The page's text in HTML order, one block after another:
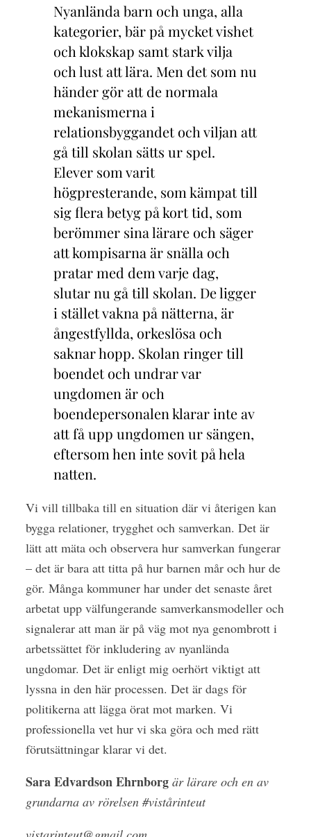
Nyanlända barn och unga, alla
kategorier, bär på mycket vishet
och klokskap samt stark vilja
och lust att lära. Men det som nu
händer gör att de normala
mekanismerna i
relationsbyggandet och viljan att
gå till skolan sätts ur spel.
Elever som varit
högpresterande, som kämpat till
sig flera betyg på kort tid, som
berömmer sina lärare och säger
att kompisarna är snälla och
pratar med dem varje dag,
slutar nu gå till skolan. De ligger
i stället vakna på nätterna, är
ångestfyllda, orkeslösa och
saknar hopp. Skolan ringer till
boendet och undrar var
ungdomen är och
boendepersonalen klarar inte av
att få upp ungdomen ur sängen,
eftersom hen inte sovit på hela
natten.
Vi vill tillbakatill en situation där vi återigen kan
bygga relationer, trygghet och samverkan. Det är
lätt att mäta och observera hur samverkan fungerar
– det är bara att titta på hur barnen mår och hur de
gör. Många kommuner har under det senaste året
arbetat upp välfungerande samverkansmodeller och
signalerar att man är på väg mot nya genombrott i
arbetssättet för inkludering av nyanlända
ungdomar. Det är enligt mig oerhört viktigt att
lyssna in den här processen. Det är dags för
politikerna att lägga örat mot marken. Vi
professionella vet hur vi ska göra och med rätt
förutsättningar klarar vi det.
Sara Edvardson Ehrnborgär lärare och en av
grundarna av rörelsen #vistårinteut